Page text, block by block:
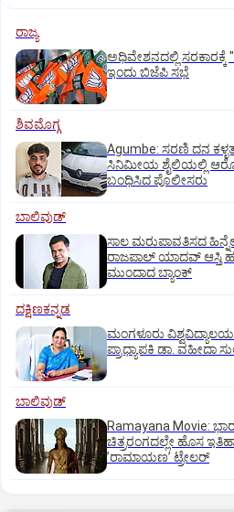
ರಾಜ್ಯ
ಅಧಿವೇಶನದಲ್ಲಿ ಸರಕಾರಕ್ಕೆ
ಇಂದು ಬಿಜೆಪಿ ಸಭೆ
ಶಿವಮೊಗ್ಗ
Agumbe: ಸರಣಿ ದನ
ಸಿನಿಮೀಯ ಶೈಲಿಯಲ್ಲಿ
ಬಂಧಿಸಿದ ಪೊಲೀಸರು
ಬಾಲಿವುಡ್‌
ಸಾಲ ಮರುಪಾವತಿಸದ
ರಾಜಪಾಲ್ ಯಾದವ್‌ ಆಸ್ತಿ
ಮುಂದಾದ ಬ್ಯಾಂಕ್
ದಕ್ಷಿಣಕನ್ನಡ
ಮಂಗಳೂರು
ಪ್ರಾಧ್ಯಾಪಕಿ ಡಾ. ವಹೀದಾ
ಬಾಲಿವುಡ್‌
Ramayana Movie:
ಚಿತ್ರರಂಗದಲ್ಲೇ ಹೊಸ
ʼರಾಮಾಯಣʼ ಟ್ರೇಲರ್